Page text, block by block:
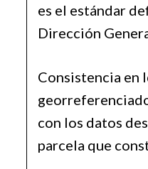
es el estándar
Dirección
Consistencia en
con los datos
parcela que